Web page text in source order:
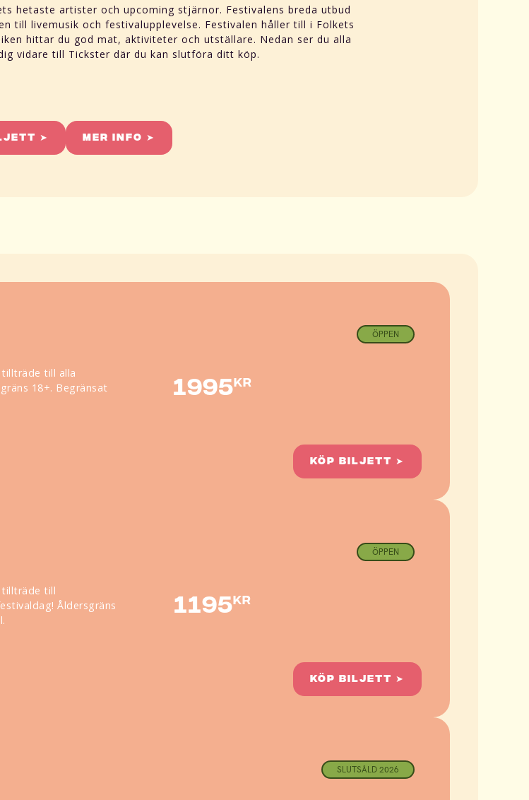
hetaste artister och upcoming stjärnor. Festivalens breda utbud
till livemusik och festivalupplevelse. Festivalen håller till i Folkets
hittar du god mat, aktiviteter och utställare. Nedan ser du alla
vidare till Tickster där du kan slutföra ditt köp.
➤ Mer info ➤
till alla
18+. Begränsat
KÖP BILJETT ➤
ÖPPEN
1995kr
till
Åldersgräns
KÖP BILJETT ➤
ÖPPEN
1195kr
SLUTSÅLD 2026